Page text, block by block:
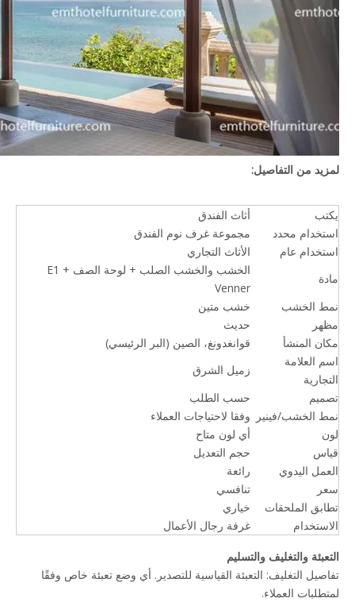
لمزيد من التفاصيل:
يكتب
أثاث الفندق
استخدام محدد
مجموعة غرف نوم الفندق
استخدام عام
الأثاث التجاري
مادة
الخشب والخشب الصلب + لوحة الصف E1 +
Venner
نمط الخشب
خشب متين
مظهر
حديث
مكان المنشأ
قوانغدونغ، الصين (البر الرئيسي)
اسم العلامة
التجارية
زميل الشرق
تصميم
حسب الطلب
نمط الخشب/فينير
وفقا لاحتياجات العملاء
لون
أي لون متاح
قياس
حجم التعديل
العمل اليدوي
رائعة
سعر
تنافسي
تطابق الملحقات
خياري
الاستخدام
غرفة رجال الأعمال
التعبئة والتغليف والتسليم
تفاصيل التغليف: التعبئة القياسية للتصدير. أي وضع تعبئة خاص وفقًا
لمتطلبات العملاء.